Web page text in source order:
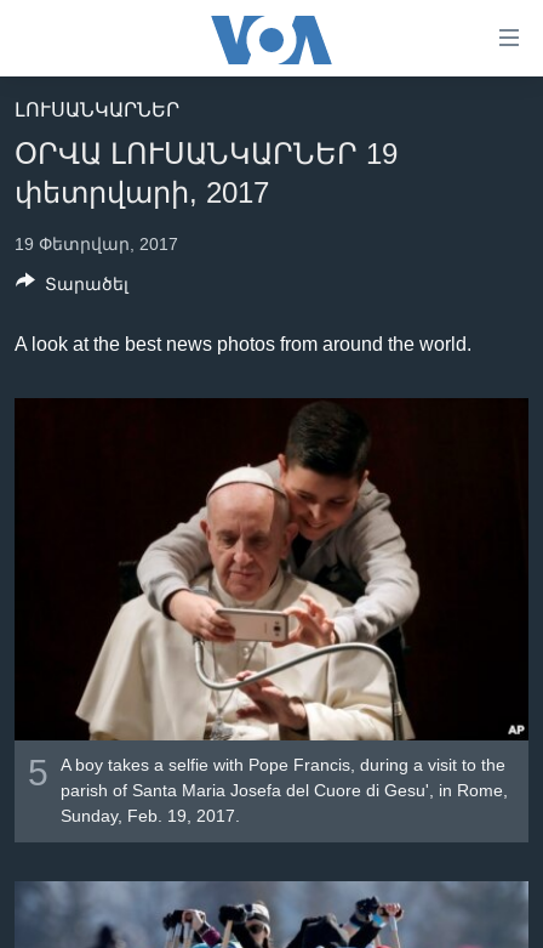
հիմնական
բովանդակությանը
անցնել
հիմնական
բովանդակությանը
բովանդակություն
ԼՈՒՐԵՐ
ՍՓՅՈՒՌՔ
ՏԵՍԱՆՅՈՒԹԵՐ
ՖԻԼՄԵՐ
ՄԵՐ ՄԱՍԻՆ
«ԱՄԵՐԻԿԱՅԻ ՁԱՅՆ»-Ի ԿԱՆՈՆԱԴՐՈՒԹՅՈՒՆ
Լեզուներ
ԼՈՒՍԱՆԿԱՐՆԵՐ
ՕՐՎԱ ԼՈՒՍԱՆԿԱՐՆԵՐ 19
փետրվարի, 2017
19 Փետրվար, 2017
A look at the best news photos from around the world.
5
A boy takes a selfie with Pope Francis, during a visit to the
parish of Santa Maria Josefa del Cuore di Gesu', in Rome,
Sunday, Feb. 19, 2017.
Տարածել